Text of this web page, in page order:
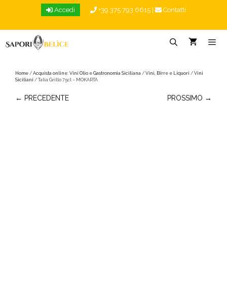
Accedi +39 375 793 6615 Contatti
Home / Acquista online: Vini Olio e Gastronomia Siciliana / Vini, Birre e Liquori / Vini
Siciliani / Talia Grillo 75cl – MOKARTA
← PRECEDENTE PROSSIMO →